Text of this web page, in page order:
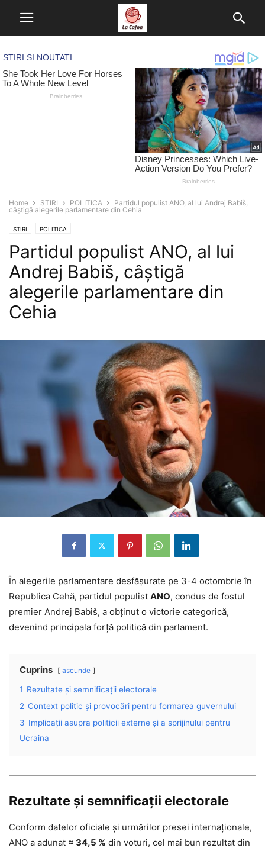
Home STIRI POLITICA
Partidul populist ANO, al lui Andrej Babiš,
câștigă alegerile parlamentare din Cehia
STIRI POLITICA
Partidul populist ANO, al lui
Andrej Babiš, câștigă
alegerile parlamentare din
Cehia
În alegerile parlamentare desfășurate pe 3-4 octombrie în
Republica Cehă, partidul populist ANO, condus de fostul
premier Andrej Babiš, a obținut o victorie categorică,
devenind principala forță politică din parlament.
Cuprins ascunde
1 Rezultate și semnificații electorale
2 Context politic și provocări pentru formarea guvernului
3 Implicații asupra politicii externe și a sprijinului pentru
Ucraina
Rezultate și semnificații electorale
Conform datelor oficiale și urmărilor presei internaționale,
ANO a adunat ≈ 34,5 % din voturi, cel mai bun rezultat din